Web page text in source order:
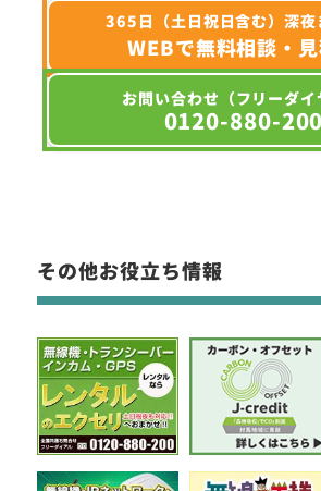
365日（土日祝日含む）深夜
WEBで無料相談・見
お問い合わせ（フリーダイ
0120-880-200
その他お役立ち情報